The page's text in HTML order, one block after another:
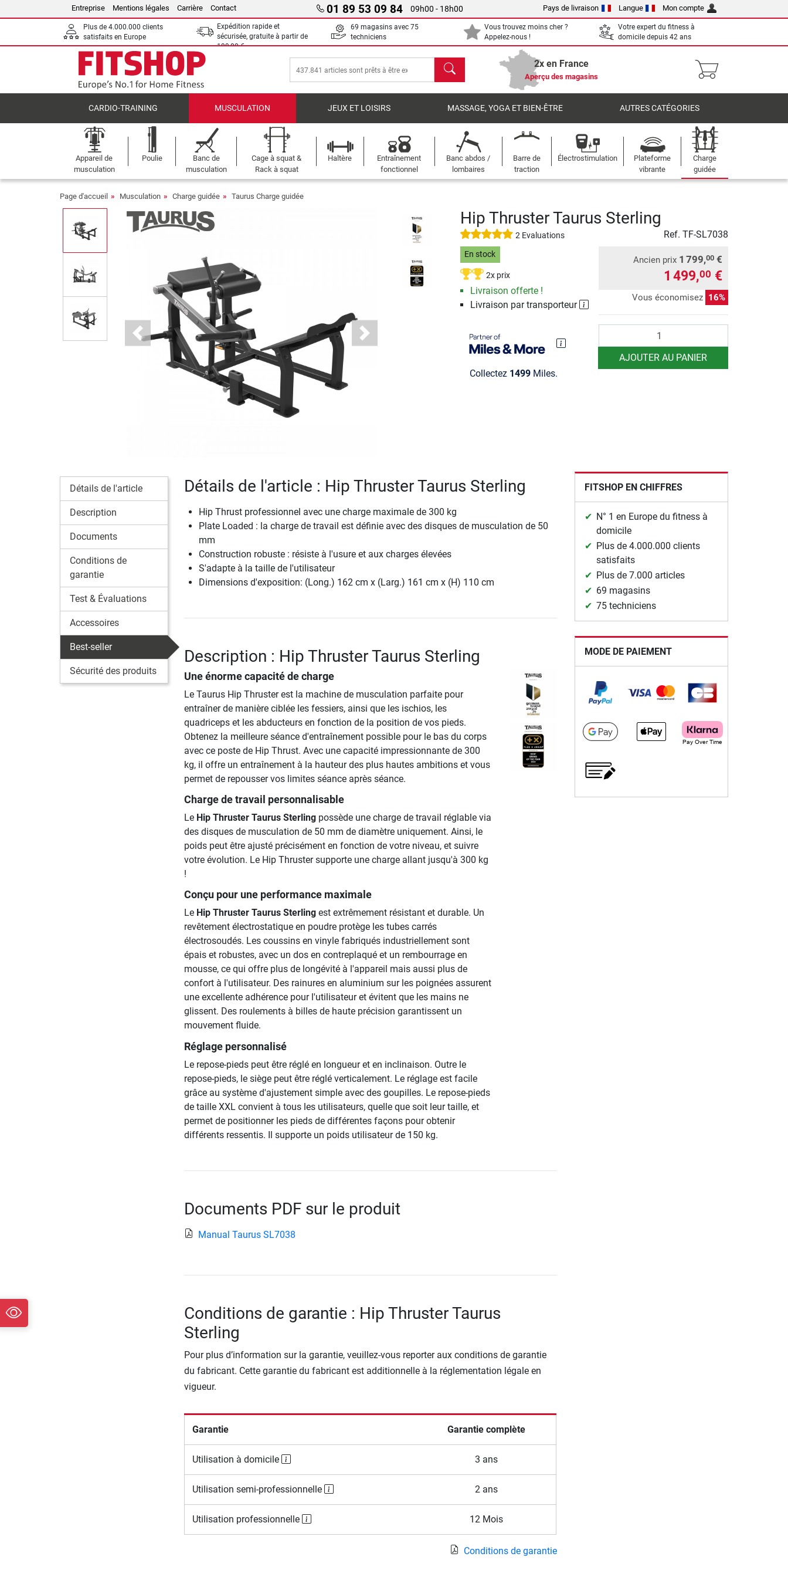
Entreprise Mentions légales Carrière Contact 01 89 53 09 84 09h00 - 18h00 Pays de livraison Langue Mon compte
Plus de 4.000.000 clients
satisfaits en Europe
Expédition rapide et
sécurisée, gratuite à partir de
199,00 €
69 magasins avec 75
techniciens
Vous trouvez moins cher ?
Appelez-nous !
Votre expert du fitness à
domicile depuis 42 ans
chercher 2x en France
Aperçu des magasins
CARDIO-TRAINING MUSCULATION JEUX ET LOISIRS MASSAGE, YOGA ET BIEN-ÊTRE AUTRES CATÉGORIES
Appareil de
musculation
Poulie
Banc de
musculation
Cage à squat &
Rack à squat
Haltère
Entraînement
fonctionnel
Banc abdos /
lombaires
Barre de
traction
Électrostimulation
Plateforme
vibrante
Charge
guidée
Page d'accueil Musculation Charge guidée Taurus Charge guidée
Previous Next
Hip Thruster Taurus Sterling
2 Evaluations Ref. TF-SL7038
En stock
2x prix
Livraison offerte !
Livraison par transporteur
Collectez 1499Miles.
Ancien prix 1 799,00 €
1 499,00 €
Vous économisez 16%
AJOUTER AU PANIER
Détails de l'article
Description
Documents
Conditions de
garantie
Test & Évaluations
Accessoires
Best-seller
Sécurité des produits
Détails de l'article : Hip Thruster Taurus Sterling
Hip Thrust professionnel avec une charge maximale de 300 kg
Plate Loaded : la charge de travail est définie avec des disques de musculation de 50
mm
Construction robuste : résiste à l'usure et aux charges élevées
S'adapte à la taille de l'utilisateur
Dimensions d'exposition: (Long.) 162 cm x (Larg.) 161 cm x (H) 110 cm
Description : Hip Thruster Taurus Sterling
Une énorme capacité de charge
Le Taurus Hip Thruster est la machine de musculation parfaite pour
entraîner de manière ciblée les fessiers, ainsi que les ischios, les
quadriceps et les abducteurs en fonction de la position de vos pieds.
Obtenez la meilleure séance d'entraînement possible pour le bas du corps
avec ce poste de Hip Thrust. Avec une capacité impressionnante de 300
kg, il offre un entraînement à la hauteur des plus hautes ambitions et vous
permet de repousser vos limites séance après séance.
Charge de travail personnalisable
Le Hip Thruster Taurus Sterlingpossède une charge de travail réglable via
des disques de musculation de 50 mm de diamètre uniquement. Ainsi, le
poids peut être ajusté précisément en fonction de votre niveau, et suivre
votre évolution. Le Hip Thruster supporte une charge allant jusqu'à 300 kg
!
Conçu pour une performance maximale
Le Hip Thruster Taurus Sterlingest extrêmement résistant et durable. Un
revêtement électrostatique en poudre protège les tubes carrés
électrosoudés. Les coussins en vinyle fabriqués industriellement sont
épais et robustes, avec un dos en contreplaqué et un rembourrage en
mousse, ce qui offre plus de longévité à l'appareil mais aussi plus de
confort à l'utilisateur. Des rainures en aluminium sur les poignées assurent
une excellente adhérence pour l'utilisateur et évitent que les mains ne
glissent. Des roulements à billes de haute précision garantissent un
mouvement fluide.
Réglage personnalisé
Le repose-pieds peut être réglé en longueur et en inclinaison. Outre le
repose-pieds, le siège peut être réglé verticalement. Le réglage est facile
grâce au système d'ajustement simple avec des goupilles. Le repose-pieds
de taille XXL convient à tous les utilisateurs, quelle que soit leur taille, et
permet de positionner les pieds de différentes façons pour obtenir
différents ressentis. Il supporte un poids utilisateur de 150 kg.
Documents PDF sur le produit
Manual Taurus SL7038
Conditions de garantie : Hip Thruster Taurus
Sterling
Pour plus d’information sur la garantie, veuillez-vous reporter aux conditions de garantie
du fabricant. Cette garantie du fabricant est additionnelle à la réglementation légale en
vigueur.
Garantie Garantie complète
Utilisation à domicile 3 ans
Utilisation semi-professionnelle 2 ans
Utilisation professionnelle 12 Mois
Conditions de garantie
FITSHOP EN CHIFFRES
N° 1 en Europe du fitness à
domicile
Plus de 4.000.000 clients
satisfaits
Plus de 7.000 articles
69 magasins
75 techniciens
MODE DE PAIEMENT